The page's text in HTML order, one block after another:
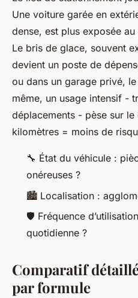
Une voiture garée en
dense, est plus exposée
Le bris de glace, souvent
devient un poste de
ou dans un garage privé,
même, un usage intensif -
déplacements - pèse sur
kilomètres = moins de
🔧 État du véhicule :
onéreuses ?
🏙️ Localisation :
🛡️ Fréquence
quotidienne ?
Comparatif
par formule